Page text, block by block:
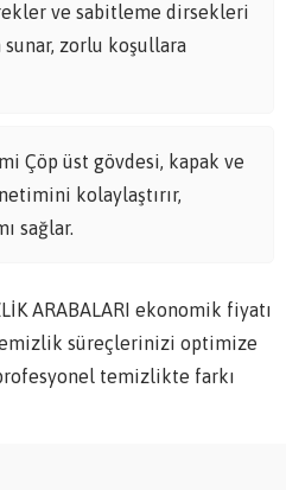
ve sabitleme dirsekleri
zorlu koşullara
Çöp üst gövdesi, kapak ve
kolaylaştırır,
sağlar.
ARABALARI ekonomik fiyatı
süreçlerinizi optimize
temizlikte farkı